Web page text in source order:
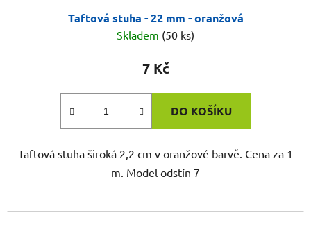
Taftová stuha - 22 mm - oranžová
Skladem (50 ks)
7 Kč
DO KOŠÍKU
Taftová stuha široká 2,2 cm v oranžové barvě. Cena za 1
m. Model odstín 7